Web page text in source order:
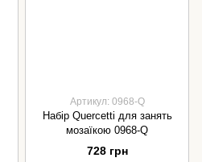
Артикул: 0968-Q
Набір Quercetti для занять
мозаїкою 0968-Q
728 грн